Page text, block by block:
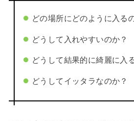
どの場所にどのように入る
どうして入れやすいのか？
どうして結果的に綺麗に入
どうしてイッタラなのか？